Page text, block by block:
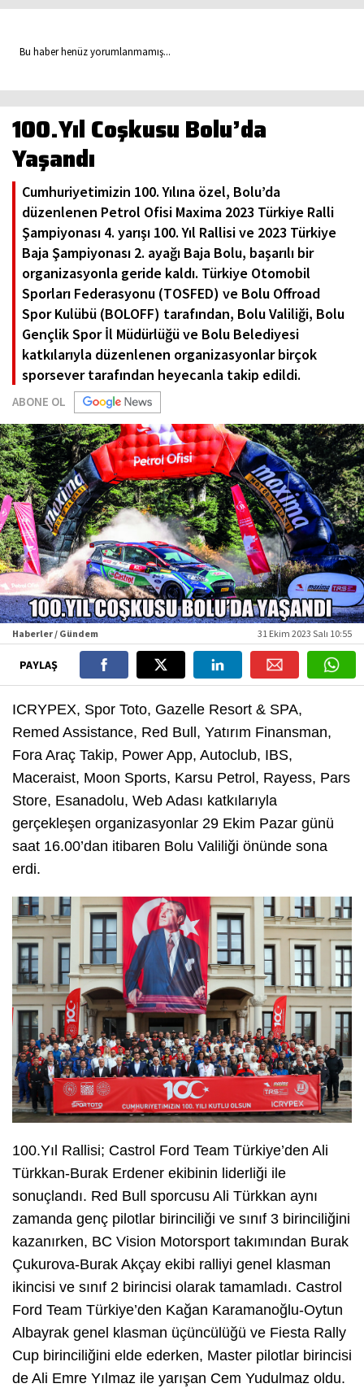
Bu haber henüz yorumlanmamış...
100.Yıl Coşkusu Bolu’da
Yaşandı
Cumhuriyetimizin 100. Yılına özel, Bolu’da
düzenlenen Petrol Ofisi Maxima 2023 Türkiye Ralli
Şampiyonası 4. yarışı 100. Yıl Rallisi ve 2023 Türkiye
Baja Şampiyonası 2. ayağı Baja Bolu, başarılı bir
organizasyonla geride kaldı. Türkiye Otomobil
Sporları Federasyonu (TOSFED) ve Bolu Offroad
Spor Kulübü (BOLOFF) tarafından, Bolu Valiliği, Bolu
Gençlik Spor İl Müdürlüğü ve Bolu Belediyesi
katkılarıyla düzenlenen organizasyonlar birçok
sporsever tarafından heyecanla takip edildi.
ABONE OL
Haberler / Gündem 31 Ekim 2023 Salı 10:55
PAYLAŞ
ICRYPEX, Spor Toto, Gazelle Resort & SPA,
Remed Assistance, Red Bull, Yatırım Finansman,
Fora Araç Takip, Power App, Autoclub, IBS,
Maceraist, Moon Sports, Karsu Petrol, Rayess, Pars
Store, Esanadolu, Web Adası katkılarıyla
gerçekleşen organizasyonlar 29 Ekim Pazar günü
saat 16.00’dan itibaren Bolu Valiliği önünde sona
erdi.
100.Yıl Rallisi; Castrol Ford Team Türkiye’den Ali
Türkkan-Burak Erdener ekibinin liderliği ile
sonuçlandı. Red Bull sporcusu Ali Türkkan aynı
zamanda genç pilotlar birinciliği ve sınıf 3 birinciliğini
kazanırken, BC Vision Motorsport takımından Burak
Çukurova-Burak Akçay ekibi ralliyi genel klasman
ikincisi ve sınıf 2 birincisi olarak tamamladı. Castrol
Ford Team Türkiye’den Kağan Karamanoğlu-Oytun
Albayrak genel klasman üçüncülüğü ve Fiesta Rally
Cup birinciliğini elde ederken, Master pilotlar birincisi
de Ali Emre Yılmaz ile yarışan Cem Yudulmaz oldu.